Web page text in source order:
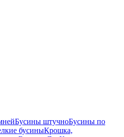
Бусины штучноБусины по
бусиныКрошка,